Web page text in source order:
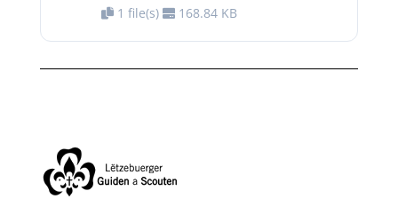
1 file(s) 168.84 KB